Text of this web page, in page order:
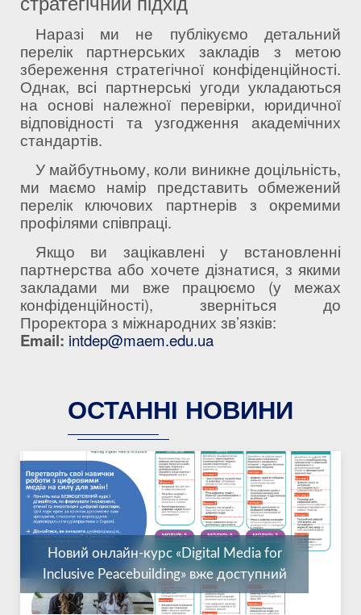
Наразі ми не публікуємо детальний
перелік партнерських закладів з метою
збереження стратегічної конфіденційності.
Однак, всі партнерські угоди укладаються
на основі належної перевірки, юридичної
відповідності та узгодження академічних
стандартів.
У майбутньому, коли виникне доцільність,
ми маємо намір представить обмежений
перелік ключових партнерів з окремими
профілями співпраці.
Якщо ви зацікавлені у встановленні
партнерства або хочете дізнатися, з якими
закладами ми вже працюємо (у межах
конфіденційності), зверніться до
Проректора з міжнародних зв’язків:
Email: intdep@maem.edu.ua
ОСТАННІ НОВИНИ
Новий онлайн-курс «Digital Media for
Inclusive Peacebuilding» вже доступний